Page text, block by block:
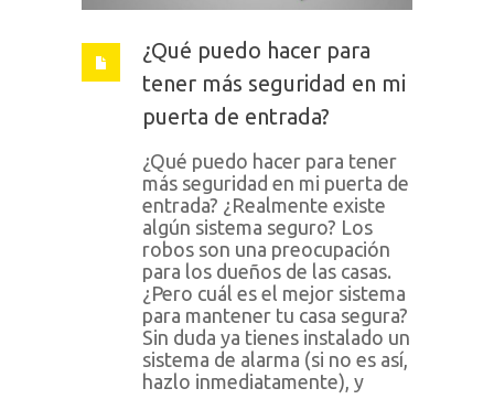
¿Qué puedo hacer para
tener más seguridad en mi
puerta de entrada?
¿Qué puedo hacer para tener
más seguridad en mi puerta de
entrada? ¿Realmente existe
algún sistema seguro? Los
robos son una preocupación
para los dueños de las casas.
¿Pero cuál es el mejor sistema
para mantener tu casa segura?
Sin duda ya tienes instalado un
sistema de alarma (si no es así,
hazlo inmediatamente), y